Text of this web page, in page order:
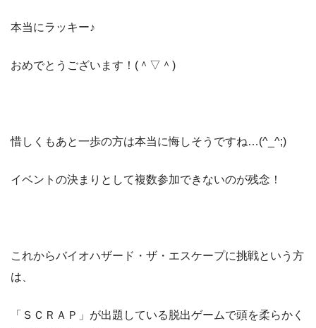
本当にラッキー♪
おめでとうございます！(＾▽＾)
惜しくもあと一歩の方は本当に悔しそうですね…(^_^;)
イベントの決まりとして複数参加できないのが残念！
これからバイオハザード・ザ・エスケープに挑戦という方
は、
「ＳＣＲＡＰ」が出題している脱出ゲームで頭を柔らかく